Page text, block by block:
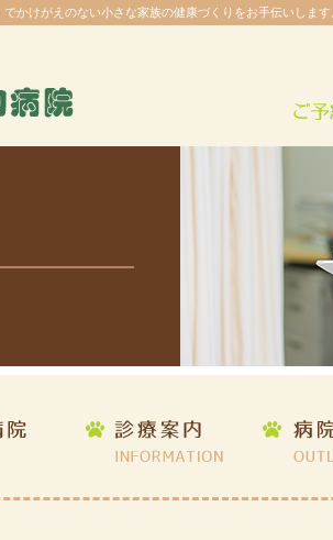
かけがえのない小さな家族の健康づくりをお手伝いします